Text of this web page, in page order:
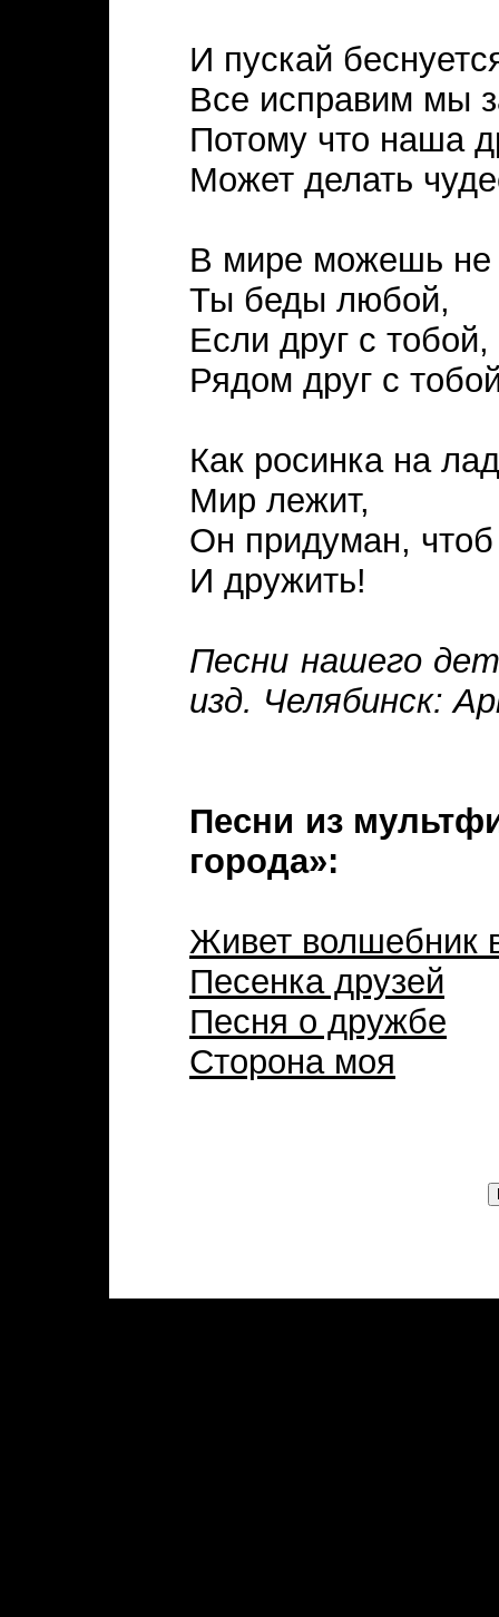
И пускай
Все исправим мы
Потому что наша
Может делать
В мире можешь не
Ты беды любой,
Если друг с тобой,
Рядом друг с
Как росинка на
Мир лежит,
Он придуман,
И дружить!
Песни нашего
изд. Челябинск:
Песни из
города»:
Живет волшебник
Песенка друзей
Песня о дружбе
Сторона моя